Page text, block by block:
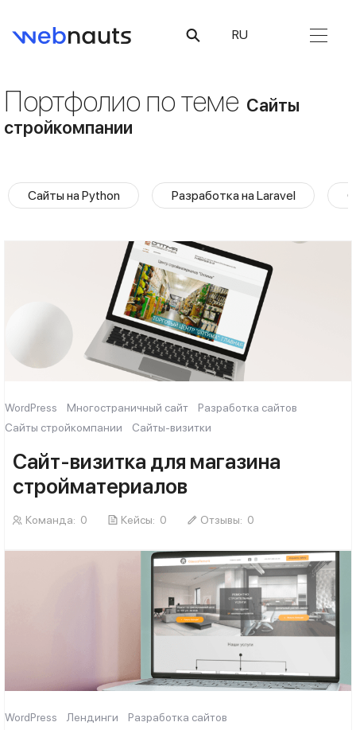
RU
Портфолио по теме Сайты
стройкомпании
Сайты на Python Разработка на Laravel
WordPress Многостраничный сайт
Разработка сайтов
Сайты стройкомпании
Сайты-визитки
Сайт-визитка для магазина
стройматериалов
Команда: 0 Кейсы: 0 Отзывы: 0
WordPress Лендинги
Разработка сайтов